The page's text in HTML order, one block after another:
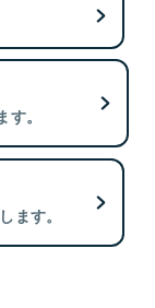
。
ます。